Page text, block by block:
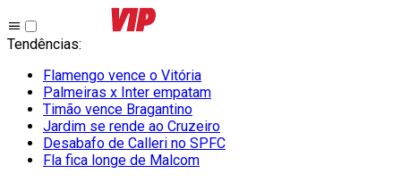
Tendências:
Flamengo vence o Vitória
Palmeiras x Inter empatam
Timão vence Bragantino
Jardim se rende ao Cruzeiro
Desabafo de Calleri no SPFC
Fla fica longe de Malcom